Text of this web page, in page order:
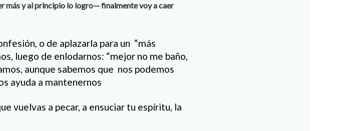
más y al principio lo logro— finalmente voy a caer
o de aplazarla para un “más
luego de enlodarnos: “mejor no me baño,
aunque sabemos que nos podemos
ayuda a mantenernos
vuelvas a pecar, a ensuciar tu espíritu, la